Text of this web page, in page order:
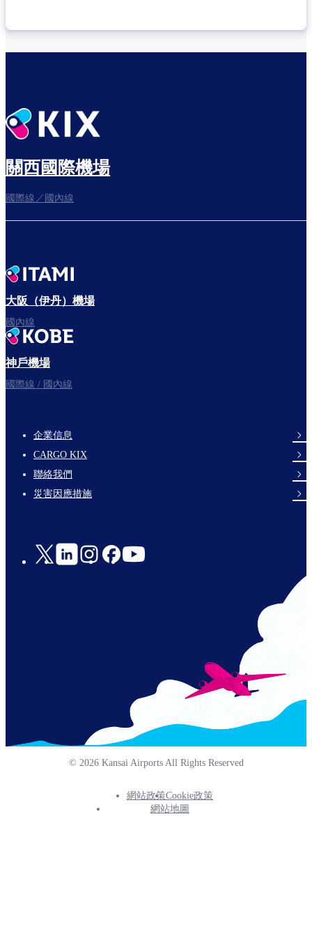
關西國際機場
國際線／國內線
大阪（伊丹）機場
國內線
神戶機場
國際線 / 國內線
footer-
links-
en-
企業信息
CARGO KIX
聯絡我們
災害因應措施
Social
© 2026 Kansai Airports All Rights Reserved
Footer
網站政策Cookie政策
網站地圖